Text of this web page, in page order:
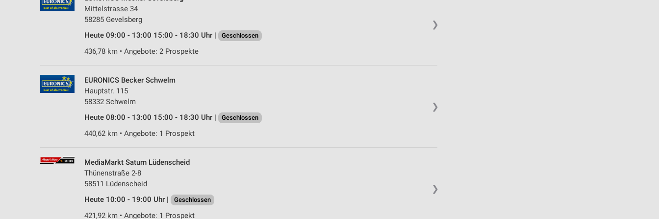
❯
Mittelstrasse 34
58285 Gevelsberg
Heute 09:00 - 13:00 15:00 - 18:30 Uhr |
Geschlossen
436,78 km • Angebote: 2 Prospekte
❯
EURONICS Becker Schwelm
Hauptstr. 115
58332 Schwelm
Heute 08:00 - 13:00 15:00 - 18:30 Uhr |
Geschlossen
440,62 km • Angebote: 1 Prospekt
❯
MediaMarkt Saturn Lüdenscheid
Thünenstraße 2-8
58511 Lüdenscheid
Heute 10:00 - 19:00 Uhr |
Geschlossen
421,92 km • Angebote: 1 Prospekt